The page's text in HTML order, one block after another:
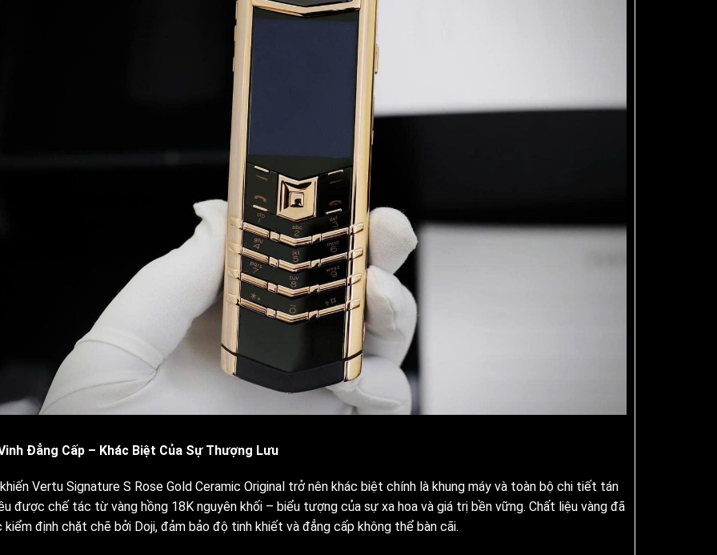
Đẳng Cấp – Khác Biệt Của Sự Thượng Lưu
Vertu Signature S Rose Gold Ceramic Original trở nên khác biệt chính là khung máy và toàn bộ chi tiết tán
được chế tác từ vàng hồng 18K nguyên khối – biểu tượng của sự xa hoa và giá trị bền vững. Chất liệu vàng đã
định chặt chẽ bởi Doji, đảm bảo độ tinh khiết và đẳng cấp không thể bàn cãi.